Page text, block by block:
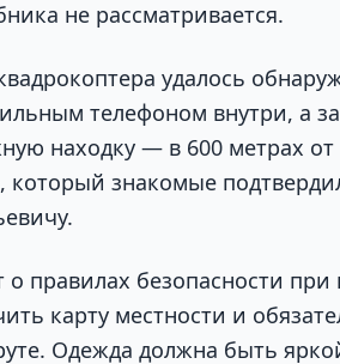
не рассматривается.
удалось
телефоном внутри, а
находку — в 600 метрах
который знакомые
правилах безопасности при
карту местности и
Одежда должна быть